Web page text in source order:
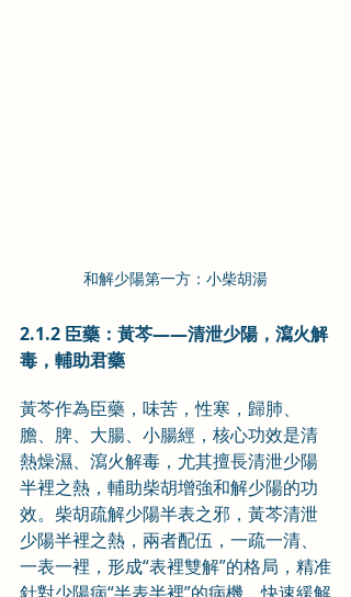
和解少陽第一方：小柴胡湯
2.1.2 臣藥：黃芩——清泄少陽，瀉火解
毒，輔助君藥
黃芩作為臣藥，味苦，性寒，歸肺、
膽、脾、大腸、小腸經，核心功效是清
熱燥濕、瀉火解毒，尤其擅長清泄少陽
半裡之熱，輔助柴胡增強和解少陽的功
效。柴胡疏解少陽半表之邪，黃芩清泄
少陽半裡之熱，兩者配伍，一疏一清、
一表一裡，形成“表裡雙解”的格局，精准